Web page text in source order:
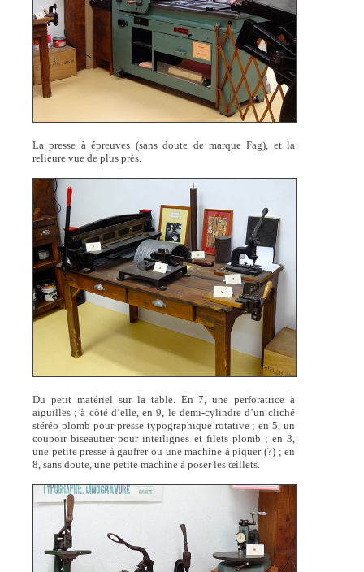
La presse à épreuves (sans doute de marque Fag), et la
relieure vue de plus près.
Du petit matériel sur la table. En 7, une perforatrice à
aiguilles ; à côté d’elle, en 9, le demi-cylindre d’un cliché
stéréo plomb pour presse typographique rotative ; en 5, un
coupoir biseautier pour interlignes et filets plomb ; en 3,
une petite presse à gaufrer ou une machine à piquer (?) ; en
8, sans doute, une petite machine à poser les œillets.